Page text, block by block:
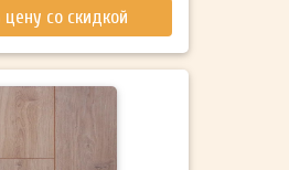
цену со скидкой